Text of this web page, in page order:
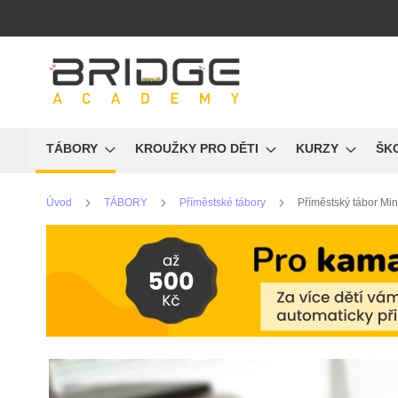
na
TÁBORY KROUŽKY PRO DĚTI KURZY
Úvod TÁBORY Příměstské tábory Příměstský tábor
Přeskočit
na